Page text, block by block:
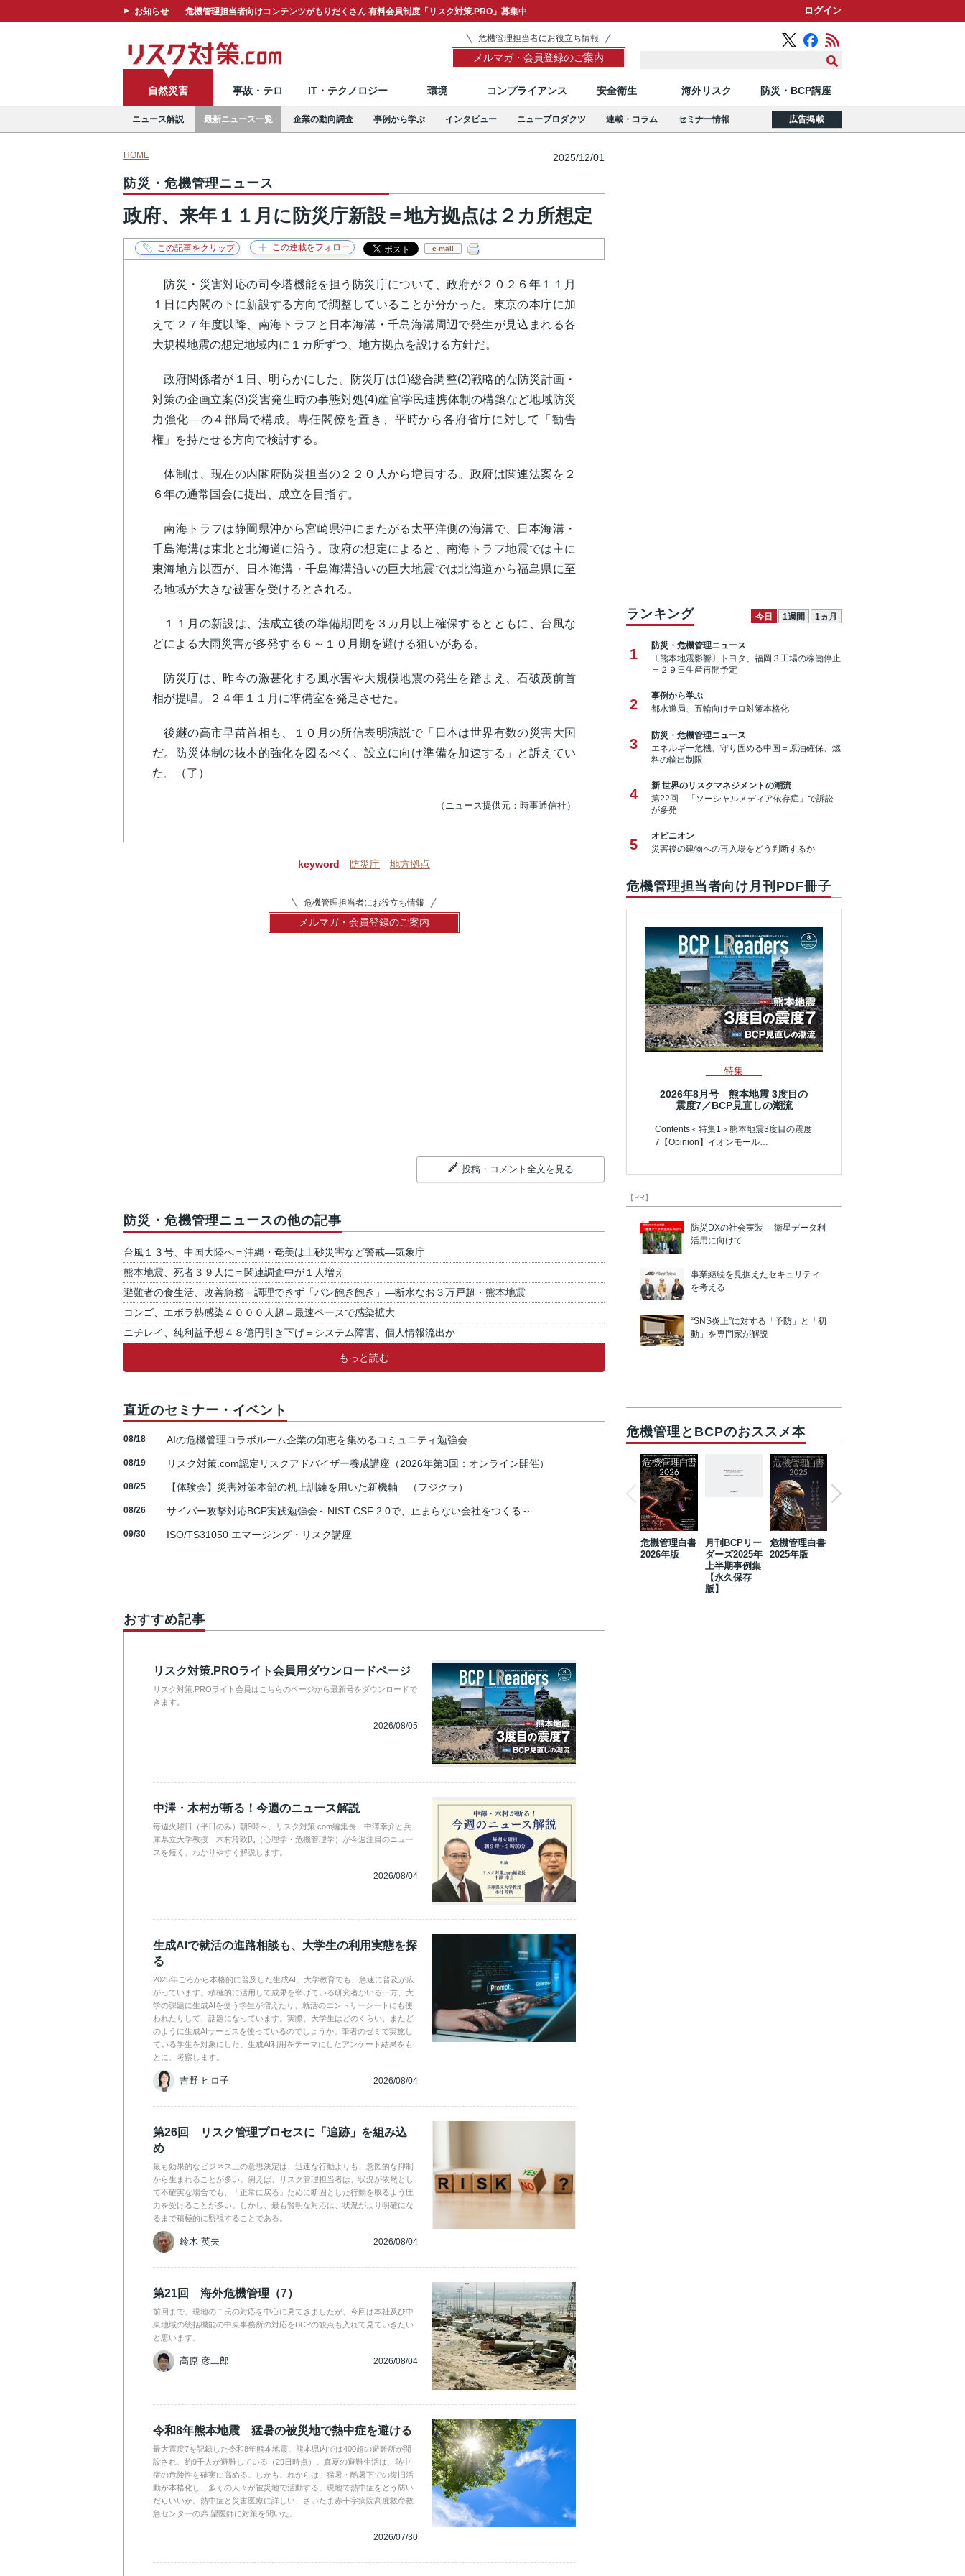
お知らせ 危機管理担当者向けコンテンツがもりだくさん 有料会員制度「リスク対策.PRO」募集中 ログイン
危機管理担当者にお役立ち情報
メルマガ・会員登録のご案内
自然災害 事故・テロ IT・テクノロジー 環境 コンプライアンス 安全衛生 海外リスク 防災・BCP講座
ニュース解説 最新ニュース一覧 企業の動向調査 事例から学ぶ インタビュー ニュープロダクツ 連載・コラム セミナー情報 広告掲載
HOME 2025/12/01
防災・危機管理ニュース
政府、来年１１月に防災庁新設＝地方拠点は２カ所想定
e-mail
防災・災害対応の司令塔機能を担う防災庁について、政府が２０２６年１１月
１日に内閣の下に新設する方向で調整していることが分かった。東京の本庁に加
えて２７年度以降、南海トラフと日本海溝・千島海溝周辺で発生が見込まれる各
大規模地震の想定地域内に１カ所ずつ、地方拠点を設ける方針だ。
政府関係者が１日、明らかにした。防災庁は(1)総合調整(2)戦略的な防災計画・
対策の企画立案(3)災害発生時の事態対処(4)産官学民連携体制の構築など地域防災
力強化―の４部局で構成。専任閣僚を置き、平時から各府省庁に対して「勧告
権」を持たせる方向で検討する。
体制は、現在の内閣府防災担当の２２０人から増員する。政府は関連法案を２
６年の通常国会に提出、成立を目指す。
南海トラフは静岡県沖から宮崎県沖にまたがる太平洋側の海溝で、日本海溝・
千島海溝は東北と北海道に沿う。政府の想定によると、南海トラフ地震では主に
東海地方以西が、日本海溝・千島海溝沿いの巨大地震では北海道から福島県に至
る地域が大きな被害を受けるとされる。
１１月の新設は、法成立後の準備期間を３カ月以上確保するとともに、台風な
どによる大雨災害が多発する６～１０月期を避ける狙いがある。
防災庁は、昨今の激甚化する風水害や大規模地震の発生を踏まえ、石破茂前首
相が提唱。２４年１１月に準備室を発足させた。
後継の高市早苗首相も、１０月の所信表明演説で「日本は世界有数の災害大国
だ。防災体制の抜本的強化を図るべく、設立に向け準備を加速する」と訴えてい
た。（了）
（ニュース提供元：時事通信社）
keyword 防災庁 地方拠点
危機管理担当者にお役立ち情報
メルマガ・会員登録のご案内
投稿・コメント全文を見る
防災・危機管理ニュースの他の記事
台風１３号、中国大陸へ＝沖縄・奄美は土砂災害など警戒―気象庁
熊本地震、死者３９人に＝関連調査中が１人増え
避難者の食生活、改善急務＝調理できず「パン飽き飽き」―断水なお３万戸超・熊本地震
コンゴ、エボラ熱感染４０００人超＝最速ペースで感染拡大
ニチレイ、純利益予想４８億円引き下げ＝システム障害、個人情報流出か
もっと読む
直近のセミナー・イベント
08/18 AIの危機管理コラボルーム企業の知恵を集めるコミュニティ勉強会
08/19 リスク対策.com認定リスクアドバイザー養成講座（2026年第3回：オンライン開催）
08/25 【体験会】災害対策本部の机上訓練を用いた新機軸 （フジクラ）
08/26 サイバー攻撃対応BCP実践勉強会～NIST CSF 2.0で、止まらない会社をつくる～
09/30 ISO/TS31050 エマージング・リスク講座
おすすめ記事
リスク対策.PROライト会員用ダウンロードページ
リスク対策.PROライト会員はこちらのページから最新号をダウンロードで
きます。
2026/08/05
中澤・木村が斬る！今週のニュース解説
毎週火曜日（平日のみ）朝9時～、リスク対策.com編集長 中澤幸介と兵
庫県立大学教授 木村玲欧氏（心理学・危機管理学）が今週注目のニュー
スを短く、わかりやすく解説します。
2026/08/04
生成AIで就活の進路相談も、大学生の利用実態を探
る
2025年ごろから本格的に普及した生成AI。大学教育でも、急速に普及が広
がっています。積極的に活用して成果を挙げている研究者がいる一方、大
学の課題に生成AIを使う学生が増えたり、就活のエントリーシートにも使
われたりして、話題になっています。実際、大学生はどのくらい、またど
のように生成AIサービスを使っているのでしょうか。筆者のゼミで実施し
ている学生を対象にした、生成AI利用をテーマにしたアンケート結果をも
とに、考察します。
吉野 ヒロ子 2026/08/04
第26回 リスク管理プロセスに「追跡」を組み込
め
最も効果的なビジネス上の意思決定は、迅速な行動よりも、意図的な抑制
から生まれることが多い。例えば、リスク管理担当者は、状況が依然とし
て不確実な場合でも、「正常に戻る」ために断固とした行動を取るよう圧
力を受けることが多い。しかし、最も賢明な対応は、状況がより明確にな
るまで積極的に監視することである。
鈴木 英夫 2026/08/04
第21回 海外危機管理（7）
前回まで、現地のＴ氏の対応を中心に見てきましたが、今回は本社及び中
東地域の統括機能の中東事務所の対応をBCPの観点も入れて見ていきたい
と思います。
高原 彦二郎 2026/08/04
令和8年熊本地震 猛暑の被災地で熱中症を避ける
最大震度7を記録した令和8年熊本地震。熊本県内では400超の避難所が開
設され、約9千人が避難している（29日時点）。真夏の避難生活は、熱中
症の危険性を確実に高める。しかもこれからは、猛暑・酷暑下での復旧活
動が本格化し、多くの人々が被災地で活動する。現地で熱中症をどう防い
だらいいか。熱中症と災害医療に詳しい、さいたま赤十字病院高度救命救
急センターの席 望医師に対策を聞いた。
2026/07/30
ランキング 今日 1週間 1ヵ月
1
防災・危機管理ニュース
〔熊本地震影響〕トヨタ、福岡３工場の稼働停止
＝２９日生産再開予定
2
事例から学ぶ
都水道局、五輪向けテロ対策本格化
3
防災・危機管理ニュース
エネルギー危機、守り固める中国＝原油確保、燃
料の輸出制限
4
新 世界のリスクマネジメントの潮流
第22回 「ソーシャルメディア依存症」で訴訟
が多発
5
オピニオン
災害後の建物への再入場をどう判断するか
危機管理担当者向け月刊PDF冊子
特集
2026年8月号 熊本地震 3度目の
震度7／BCP見直しの潮流
Contents＜特集1＞熊本地震3度目の震度
7【Opinion】イオンモール…
【PR】
防災DXの社会実装 －衛星データ利
活用に向けて
事業継続を見据えたセキュリティ
を考える
“SNS炎上”に対する「予防」と「初
動」を専門家が解説
危機管理とBCPのおススメ本
危機管理白書
2026年版
月刊BCPリー
ダーズ2025年
上半期事例集
【永久保存
版】
危機管理白書
2025年版